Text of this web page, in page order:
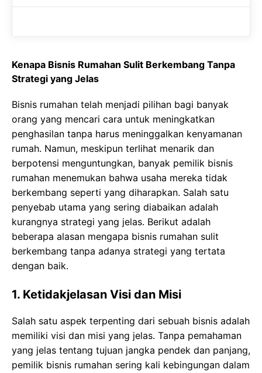
Kenapa Bisnis Rumahan Sulit Berkembang Tanpa
Strategi yang Jelas
Bisnis rumahan telah menjadi pilihan bagi banyak
orang yang mencari cara untuk meningkatkan
penghasilan tanpa harus meninggalkan kenyamanan
rumah. Namun, meskipun terlihat menarik dan
berpotensi menguntungkan, banyak pemilik bisnis
rumahan menemukan bahwa usaha mereka tidak
berkembang seperti yang diharapkan. Salah satu
penyebab utama yang sering diabaikan adalah
kurangnya strategi yang jelas. Berikut adalah
beberapa alasan mengapa bisnis rumahan sulit
berkembang tanpa adanya strategi yang tertata
dengan baik.
1. Ketidakjelasan Visi dan Misi
Salah satu aspek terpenting dari sebuah bisnis adalah
memiliki visi dan misi yang jelas. Tanpa pemahaman
yang jelas tentang tujuan jangka pendek dan panjang,
pemilik bisnis rumahan sering kali kebingungan dalam